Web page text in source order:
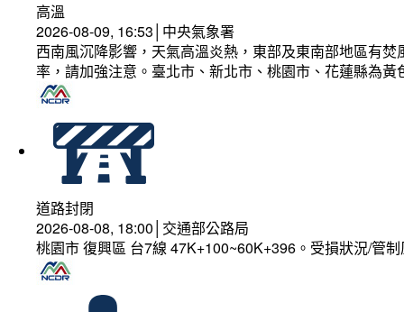
高溫
2026-08-09, 16:53│中央氣象署
西南風沉降影響，天氣高溫炎熱，東部及東南部地區有
率，請加強注意。臺北市、新北市、桃園市、花蓮縣為
道路封閉
2026-08-08, 18:00│交通部公路局
桃園市 復興區 台7線 47K+100~60K+396。受損狀況/管